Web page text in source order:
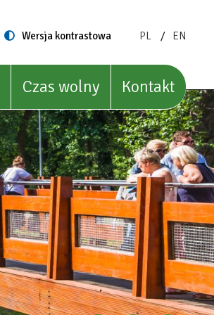
Switch
Wersja kontrastowa
ZMIEŃ
POLISH
PL
ZMIEŃ
ENGLISH
EN
Czas wolny Kontakt